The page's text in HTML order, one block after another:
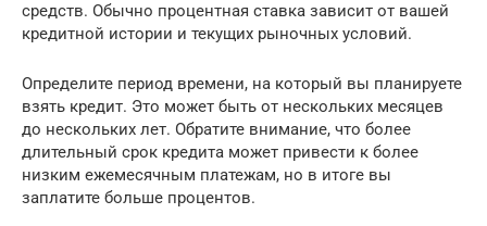
средств. Обычно процентная ставка зависит от вашей
кредитной истории и текущих рыночных условий.
Определите период времени, на который вы планируете
взять кредит. Это может быть от нескольких месяцев
до нескольких лет. Обратите внимание, что более
длительный срок кредита может привести к более
низким ежемесячным платежам, но в итоге вы
заплатите больше процентов.